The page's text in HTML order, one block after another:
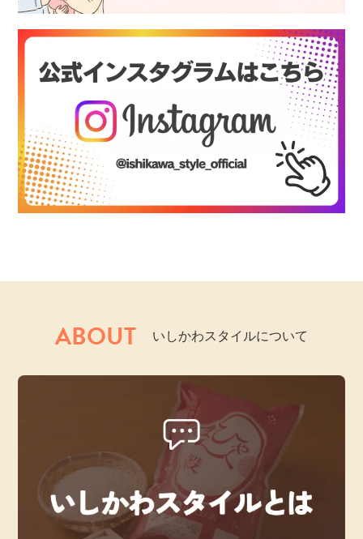
ABOUT いしかわスタイルについて